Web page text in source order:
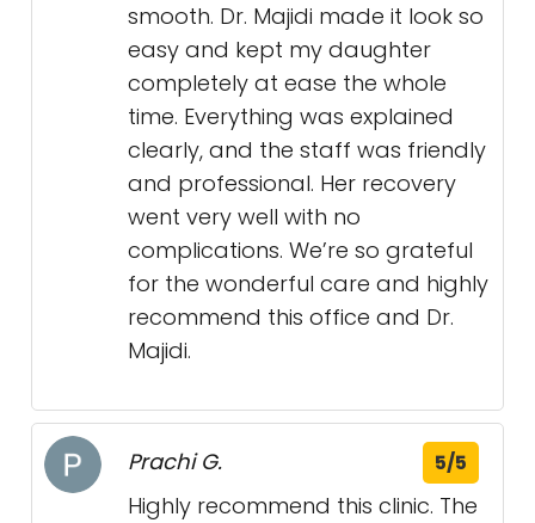
smooth. Dr. Majidi made it look so
easy and kept my daughter
completely at ease the whole
time. Everything was explained
clearly, and the staff was friendly
and professional. Her recovery
went very well with no
complications. We’re so grateful
for the wonderful care and highly
recommend this office and Dr.
Majidi.
Prachi G. 5/5
Highly recommend this clinic. The